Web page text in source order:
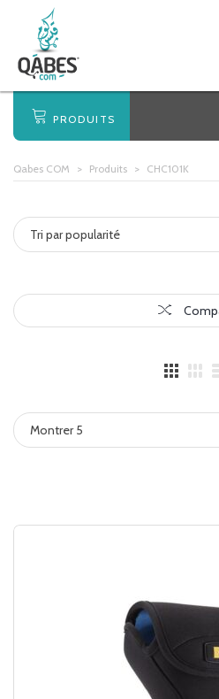
PRODUITS
Qabes COM > Produits > CHC101K
Tri par popularité
Montrer 5